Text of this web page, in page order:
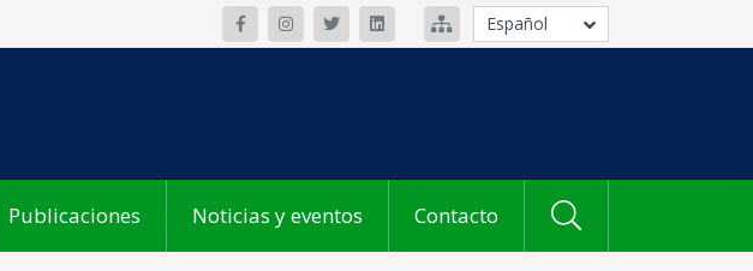
Español
Publicaciones Noticias y eventos Contacto